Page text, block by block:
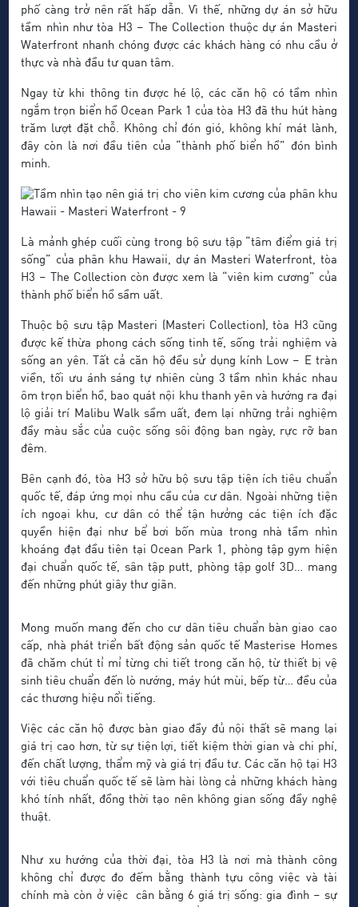
phố càng trở nên rất hấp dẫn. Vì thế, những dự án sở hữu
tầm nhìn như tòa H3 – The Collection thuộc dự án Masteri
Waterfront nhanh chóng được các khách hàng có nhu cầu ở
thực và nhà đầu tư quan tâm.
Ngay từ khi thông tin được hé lộ, các căn hộ có tầm nhìn
ngắm trọn biển hồ Ocean Park 1 của tòa H3 đã thu hút hàng
trăm lượt đặt chỗ. Không chỉ đón gió, không khí mát lành,
đây còn là nơi đầu tiên của “thành phố biển hồ” đón bình
minh.
Là mảnh ghép cuối cùng trong bộ sưu tập “tâm điểm giá trị
sống” của phân khu Hawaii, dự án Masteri Waterfront, tòa
H3 – The Collection còn được xem là “viên kim cương” của
thành phố biển hồ sầm uất.
Thuộc bộ sưu tập Masteri (Masteri Collection), tòa H3 cũng
được kế thừa phong cách sống tinh tế, sống trải nghiệm và
sống an yên. Tất cả căn hộ đều sử dụng kính Low – E tràn
viền, tối ưu ánh sáng tự nhiên cùng 3 tầm nhìn khác nhau
ôm trọn biển hồ, bao quát nội khu thanh yên và hướng ra đại
lộ giải trí Malibu Walk sầm uất, đem lại những trải nghiệm
đầy màu sắc của cuộc sống sôi động ban ngày, rực rỡ ban
đêm.
Bên cạnh đó, tòa H3 sở hữu bộ sưu tập tiện ích tiêu chuẩn
quốc tế, đáp ứng mọi nhu cầu của cư dân. Ngoài những tiện
ích ngoại khu, cư dân có thể tận hưởng các tiện ích đặc
quyền hiện đại như bể bơi bốn mùa trong nhà tầm nhìn
khoáng đạt đầu tiên tại Ocean Park 1, phòng tập gym hiện
đại chuẩn quốc tế, sân tập putt, phòng tập golf 3D… mang
đến những phút giây thư giãn.
Mong muốn mang đến cho cư dân tiêu chuẩn bàn giao cao
cấp, nhà phát triển bất động sản quốc tế Masterise Homes
đã chăm chút tỉ mỉ từng chi tiết trong căn hộ, từ thiết bị vệ
sinh tiêu chuẩn đến lò nướng, máy hút mùi, bếp từ… đều của
các thương hiệu nổi tiếng.
Việc các căn hộ được bàn giao đầy đủ nội thất sẽ mang lại
giá trị cao hơn, từ sự tiện lợi, tiết kiệm thời gian và chi phí,
đến chất lượng, thẩm mỹ và giá trị đầu tư. Các căn hộ tại H3
với tiêu chuẩn quốc tế sẽ làm hài lòng cả những khách hàng
khó tính nhất, đồng thời tạo nên không gian sống đầy nghệ
thuật.
Như xu hướng của thời đại, tòa H3 là nơi mà thành công
không chỉ được đo đếm bằng thành tựu công việc và tài
chính mà còn ở việc cân bằng 6 giá trị sống: gia đình – sự